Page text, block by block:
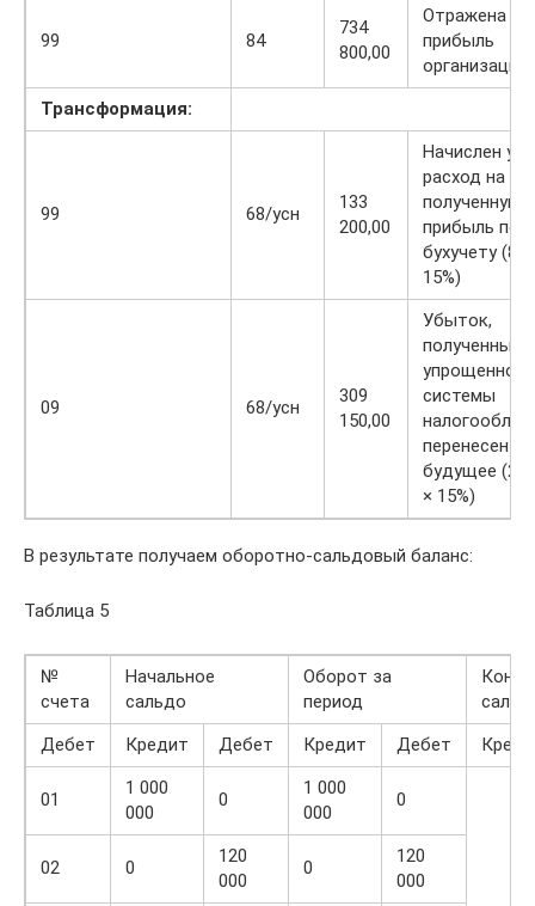
99 84
734
800,00
Отражена
прибыль
организации
Трансформация:
99 68/усн
133
200,00
Начислен
расход на
полученную
прибыль по
бухучету
15%)
09 68/усн
309
150,00
Убыток,
полученный
упрощенной
системы
перенесен на
будущее (2
× 15%)
В результате получаем оборотно-сальдовый баланс:
Таблица 5
№
счета
Начальное
сальдо
Оборот за
период
Дебет
Кредит Дебет Кредит Дебет
01
1 000
000
0
1 000
000
0
02 0
120
000
0
120
000